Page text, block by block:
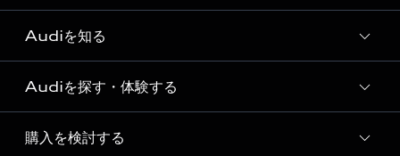
Audiを知る
Audi ブランド
Story of Progress
Audiを探す・体験する
ディーラー検索
購入を検討する